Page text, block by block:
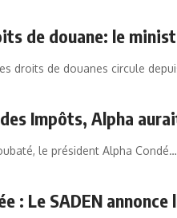
de douane: le
droits de douanes circule
Impôts, Alpha
le président Alpha Condé…
: Le SADEN